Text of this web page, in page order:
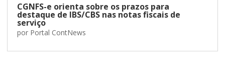
CGNFS-e orienta sobre os prazos para
destaque de IBS/CBS nas notas fiscais de
serviço
por Portal ContNews